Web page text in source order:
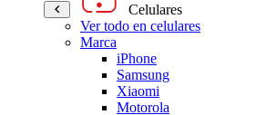
Celulares
Ver todo en celulares
Marca
iPhone
Samsung
Xiaomi
Motorola